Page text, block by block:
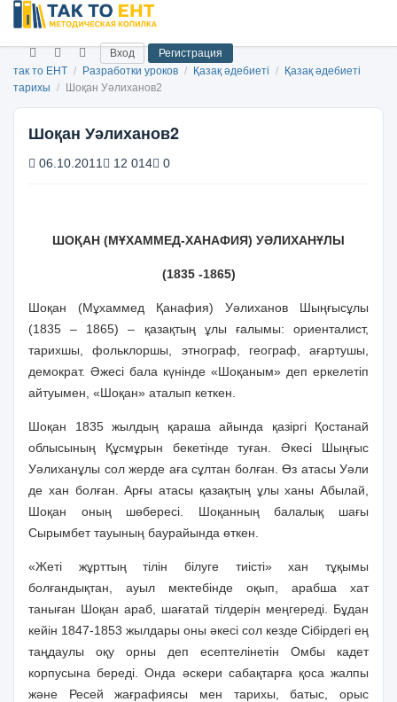
Вход
Регистрация
так то ЕНТ / Разработки уроков / Қазақ әдебиеті /
Қазақ әдебиеті
тарихы / Шоқан Уәлиханов2
Шоқан Уәлиханов2
06.10.2011 12 014 0
ШОҚАН (МҰХАММЕД-ХАНАФИЯ) УӘЛИХАНҰЛЫ
(1835 -1865)
Шоқан (Мұхаммед Қанафия) Уәлиханов Шыңғысұлы
(1835 – 1865) – қазақтың ұлы ғалымы: ориенталист,
тарихшы, фольклоршы, этнограф, географ, ағартушы,
демократ. Әжесі бала күнінде «Шоқаным» деп еркелетіп
айтуымен, «Шоқан» аталып кеткен.
Шоқан 1835 жылдың қараша айында қазіргі Қостанай
облысының Құсмұрын бекетінде туған. Әкесі Шыңғыс
Уәлиханұлы сол жерде аға сұлтан болған. Өз атасы Уәли
де хан болған. Арғы атасы қазақтың ұлы ханы Абылай,
Шоқан оның шөбересі. Шоқанның балалық шағы
Сырымбет тауының баурайында өткен.
«Жеті жұрттың тілін білуге тиісті» хан тұқымы
болғандықтан, ауыл мектебінде оқып, арабша хат
таныған Шоқан араб, шағатай тілдерін меңгереді. Бұдан
кейін 1847-1853 жылдары оны әкесі сол кезде Сібірдегі ең
таңдаулы оқу орны деп есептелінетін Омбы кадет
корпусына береді. Онда әскери сабақтарға қоса жалпы
және Ресей жағрафиясы мен тарихы, батыс, орыс